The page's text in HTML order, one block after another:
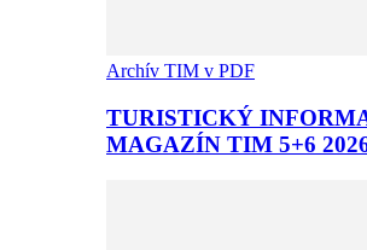
Archív TIM v PDF
TURISTICKÝ
MAGAZÍN TIM 5+6